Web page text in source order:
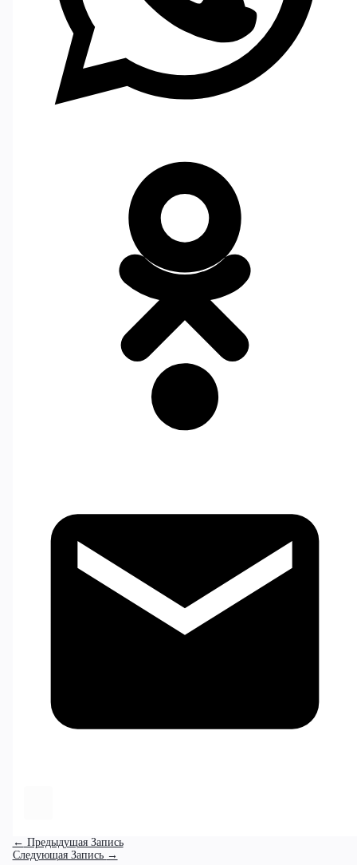
← Предыдущая Запись
Следующая Запись →